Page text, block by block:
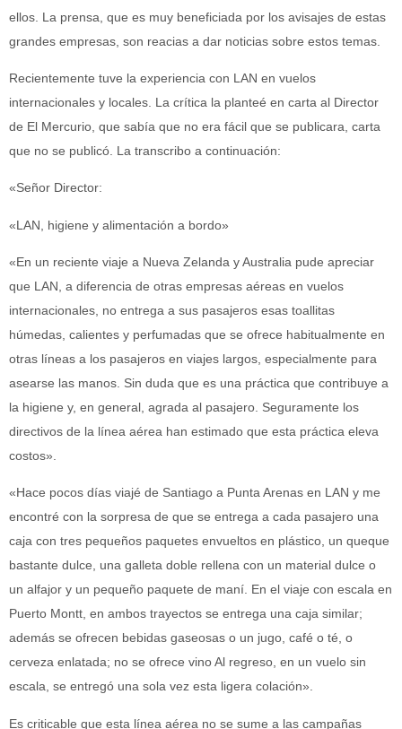
ellos. La prensa, que es muy beneficiada por los avisajes de estas
grandes empresas, son reacias a dar noticias sobre estos temas.
Recientemente tuve la experiencia con LAN en vuelos
internacionales y locales. La crítica la planteé en carta al Director
de El Mercurio, que sabía que no era fácil que se publicara, carta
que no se publicó. La transcribo a continuación:
«Señor Director:
«LAN, higiene y alimentación a bordo»
«En un reciente viaje a Nueva Zelanda y Australia pude apreciar
que LAN, a diferencia de otras empresas aéreas en vuelos
internacionales, no entrega a sus pasajeros esas toallitas
húmedas, calientes y perfumadas que se ofrece habitualmente en
otras líneas a los pasajeros en viajes largos, especialmente para
asearse las manos. Sin duda que es una práctica que contribuye a
la higiene y, en general, agrada al pasajero. Seguramente los
directivos de la línea aérea han estimado que esta práctica eleva
costos».
«Hace pocos días viajé de Santiago a Punta Arenas en LAN y me
encontré con la sorpresa de que se entrega a cada pasajero una
caja con tres pequeños paquetes envueltos en plástico, un queque
bastante dulce, una galleta doble rellena con un material dulce o
un alfajor y un pequeño paquete de maní. En el viaje con escala en
Puerto Montt, en ambos trayectos se entrega una caja similar;
además se ofrecen bebidas gaseosas o un jugo, café o té, o
cerveza enlatada; no se ofrece vino Al regreso, en un vuelo sin
escala, se entregó una sola vez esta ligera colación».
Es criticable que esta línea aérea no se sume a las campañas